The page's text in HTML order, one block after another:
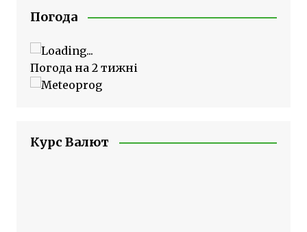
Погода
Погода на 2 тижні
Курс Валют